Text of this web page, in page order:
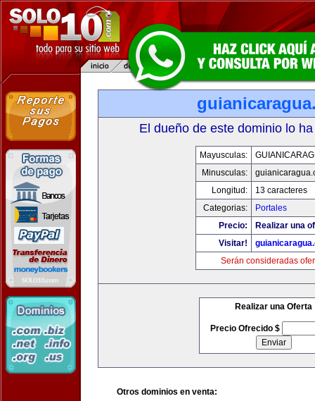
El dueño de este dominio lo
Mayusculas:
Minusculas:
Longitud:
13 caracteres
Categorias:
Portales
Precio:
Realizar una
Visitar!
Serán consideradas
Realizar una Oferta
Precio Ofrecido $
Otros dominios en venta: